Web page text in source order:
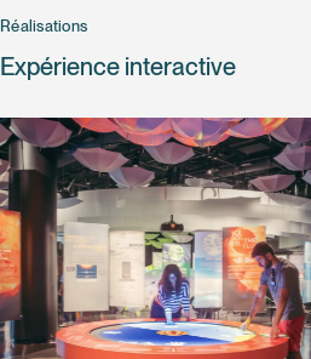
Réalisations
Expérience interactive